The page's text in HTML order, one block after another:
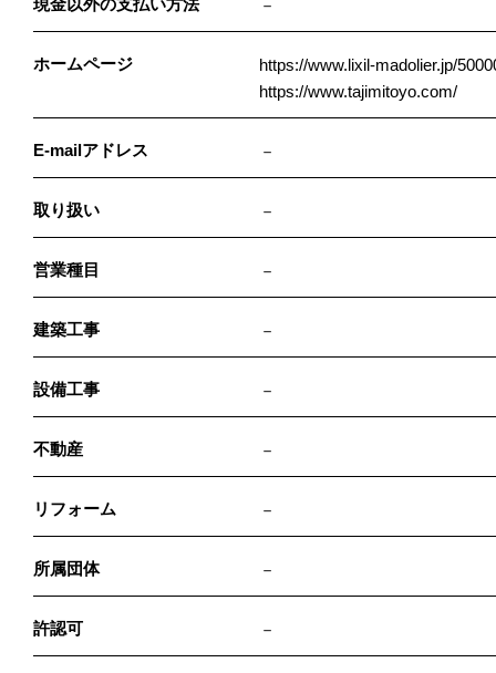
現金以外の支払い方法 －
ホームページ
https://www.lixil-madolier.jp/
https://www.tajimitoyo.com/
E-mailアドレス －
取り扱い －
営業種目 －
建築工事 －
設備工事 －
不動産 －
リフォーム －
所属団体 －
許認可 －